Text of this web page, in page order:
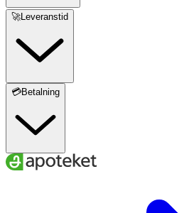
🚀Leveranstid
💳Betalning